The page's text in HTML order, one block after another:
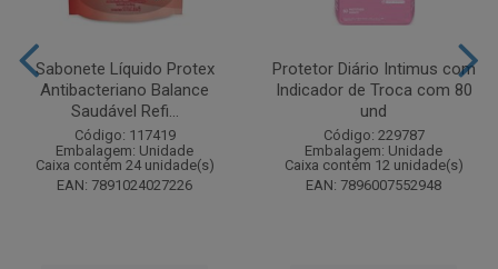
Sabonete Líquido Protex
Antibacteriano Balance
Saudável Refi...
Código: 117419
Embalagem: Unidade
Caixa contém 24 unidade(s)
EAN: 7891024027226
Protetor Diário Intimus com
Indicador de Troca com 80
und
Código: 229787
Embalagem: Unidade
Caixa contém 12 unidade(s)
EAN: 7896007552948